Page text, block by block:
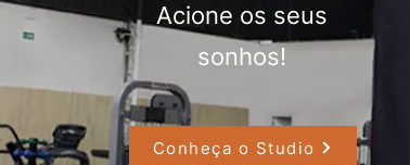
Acione os seus
sonhos!
Conheça o Studio